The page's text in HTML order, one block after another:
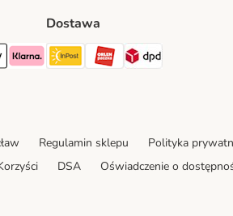
Method
Payment Method
Klarna Payment Method
Dostawa
Paczkomat® Shipping Method
ORLEN Paczka
Regulamin sklepu Polityka
DSA Oświadczenie o